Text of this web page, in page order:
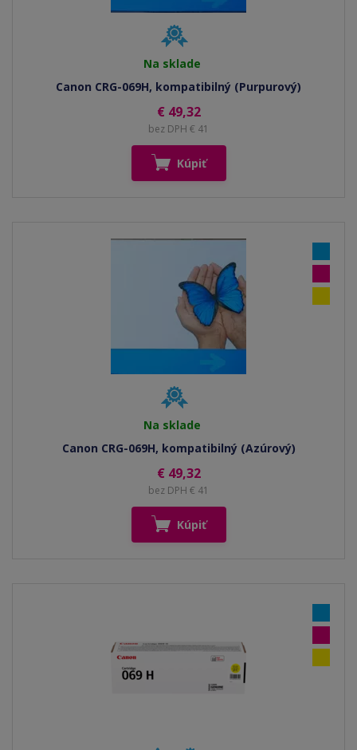
Na sklade
Canon CRG-069H, kompatibilný (Purpurový)
€ 49,32
bez DPH € 41
Kúpiť
Na sklade
Canon CRG-069H, kompatibilný (Azúrový)
€ 49,32
bez DPH € 41
Kúpiť